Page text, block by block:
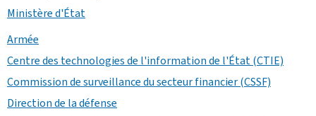
Ministère d'État
Armée
Centre des technologies de l'information de l'État (CTIE)
Commission de surveillance du secteur financier (CSSF)
Direction de la défense